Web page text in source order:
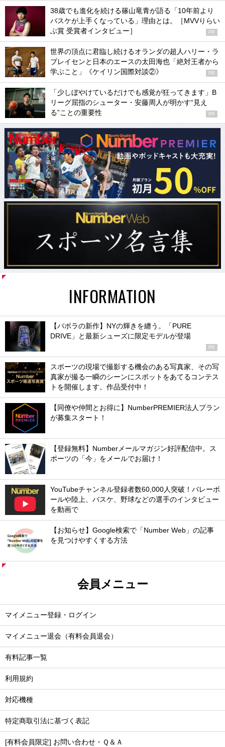
38歳でも進化を続ける篠山竜青が語る「10年前より
バスケが上手くなっている」理由とは。［MVVりらい
ぶ賞 受賞者インタビュー］
PR
世界の頂点に君臨し続けるオランダの超人ハリー・ラ
ブレイセンと日本のエースの太田海也「絶対王者から
学ぶこと」《ケイリン国際対談②》
PR
「少しぼやけているだけでも感覚が狂ってきます」B
リーグ屈指のシューター・安藤周人が明かす“見え
る”ことの重要性
PR
INFORMATION
【バボラの新作】NYの輝きを纏う。「PURE
DRIVE」と最新シューズに限定モデルが登場
PR
スポーツの現場で撮影する機会のある写真家、その写
真家が撮る一瞬のシーンにスポットをあてるコンテス
トを開催します。作品受付中！
【同僚や仲間とお得に】NumberPREMIER法人プラン
が募集スタート！
【登録無料】Numberメールマガジン好評配信中。ス
ポーツの「今」をメールでお届け！
YouTubeチャンネル登録者数60,000人突破！バレーボ
ールや陸上、バスケ、野球などの選手のインタビュー
を動画で
【お知らせ】Google検索で「Number Web」の記事
を見つけやすくする方法
会員メニュー
マイメニュー登録・ログイン
マイメニュー退会（有料会員退会）
有料記事一覧
利用規約
対応機種
特定商取引法に基づく表記
[有料会員限定] お問い合わせ・Ｑ＆Ａ